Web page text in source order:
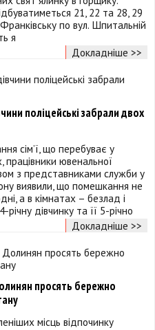
21, 22 та 28, 29
по вул. Шпитальній
я
Докладніше >>
поліцейські забрали двох
сім’ї, що перебуває у
ювенальної
з представниками служби у
виявили, що помешкання не
а в кімнатах – безлад і
дівчинку та її 5-річно
Докладніше >>
просять бережно
місць відпочинку